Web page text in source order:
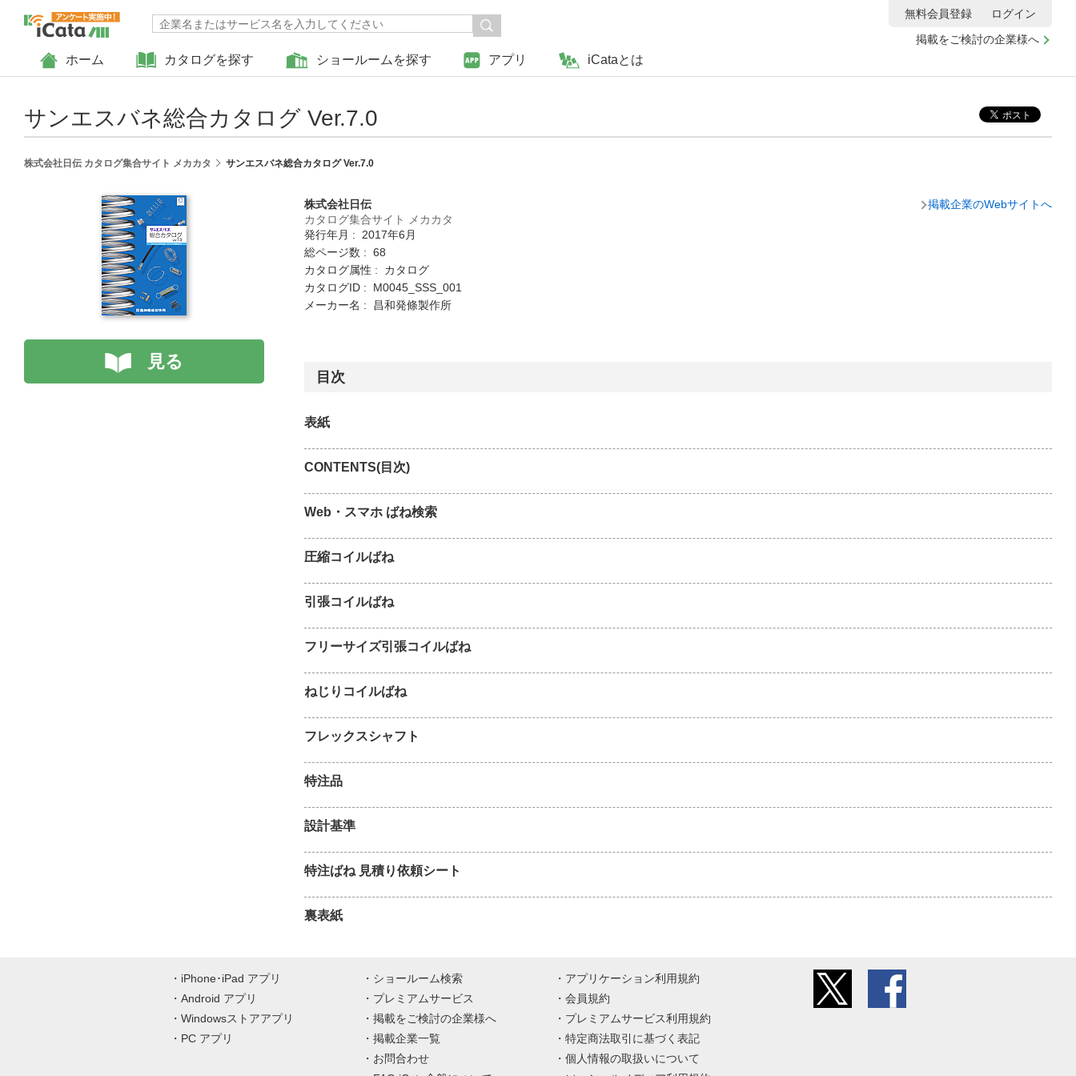
ホーム カタログを探す ショールームを探す アプリ iCataとは
掲載をご検討の企業様へ
無料会員登録 ログイン
サンエスバネ総合カタログ Ver.7.0
株式会社日伝 カタログ集合サイト メカカタ サンエスバネ総合カタログ Ver.7.0
見る
株式会社日伝
カタログ集合サイト メカカタ
発行年月 : 2017年6月
総ページ数 : 68
カタログ属性 : カタログ
カタログID : M0045_SSS_001
メーカー名 : 昌和発條製作所
掲載企業のWebサイトへ
目次
表紙
CONTENTS(目次)
Web・スマホ ばね検索
圧縮コイルばね
引張コイルばね
フリーサイズ引張コイルばね
ねじりコイルばね
フレックスシャフト
特注品
設計基準
特注ばね 見積り依頼シート
裏表紙
iPhone･iPad アプリ
Android アプリ
Windowsストアアプリ
PC アプリ
ショールーム検索
プレミアムサービス
掲載をご検討の企業様へ
掲載企業一覧
お問合わせ
アプリケーション利用規約
会員規約
プレミアムサービス利用規約
特定商法取引に基づく表記
個人情報の取扱いについて